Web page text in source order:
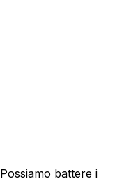
Possiamo battere i